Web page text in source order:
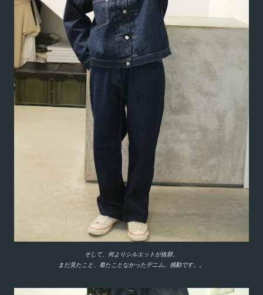
そして、何よりシルエットが抜群。
まだ見たこと、着たことなかったデニム。感動です。。